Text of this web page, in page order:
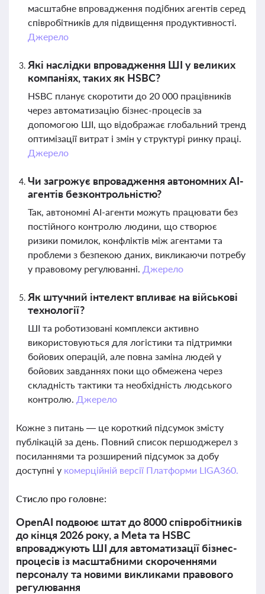
масштабне впровадження подібних агентів серед
співробітників для підвищення продуктивності.
Джерело
Які наслідки впровадження ШІ у великих
компаніях, таких як HSBC?
HSBC планує скоротити до 20 000 працівників
через автоматизацію бізнес-процесів за
допомогою ШІ, що відображає глобальний тренд
оптимізації витрат і змін у структурі ринку праці.
Джерело
Чи загрожує впровадження автономних AI-
агентів безконтрольністю?
Так, автономні AI-агенти можуть працювати без
постійного контролю людини, що створює
ризики помилок, конфліктів між агентами та
проблеми з безпекою даних, викликаючи потребу
у правовому регулюванні. Джерело
Як штучний інтелект впливає на військові
технології?
ШІ та роботизовані комплекси активно
використовуються для логістики та підтримки
бойових операцій, але повна заміна людей у
бойових завданнях поки що обмежена через
складність тактики та необхідність людського
контролю. Джерело
Кожне з питань — це короткий підсумок змісту
публікацій за день. Повний список першоджерел з
посиланнями та розширений підсумок за добу
доступні у комерційній версії Платформи LIGA360.
Стисло про головне:
OpenAI подвоює штат до 8000 співробітників
до кінця 2026 року, а Meta та HSBC
впроваджують ШІ для автоматизації бізнес-
процесів із масштабними скороченнями
персоналу та новими викликами правового
регулювання